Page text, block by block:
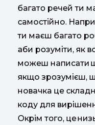
багато речей ти
самостійно.
ти маєш багато
аби розуміти, як
можеш написати
якщо зрозумієш,
новачка це
коду для
Окрім того, це